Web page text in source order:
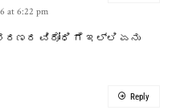
at 6:22 pm
ವಿರೋಧಿ ಗೆ ಇಲ್ಲಿ ಏನು
Reply